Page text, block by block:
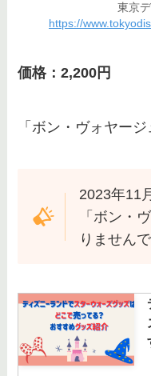
東京
https://
価格：2,200円
「ボン・ヴォヤージ
2023年11
「ボン・
りませんで